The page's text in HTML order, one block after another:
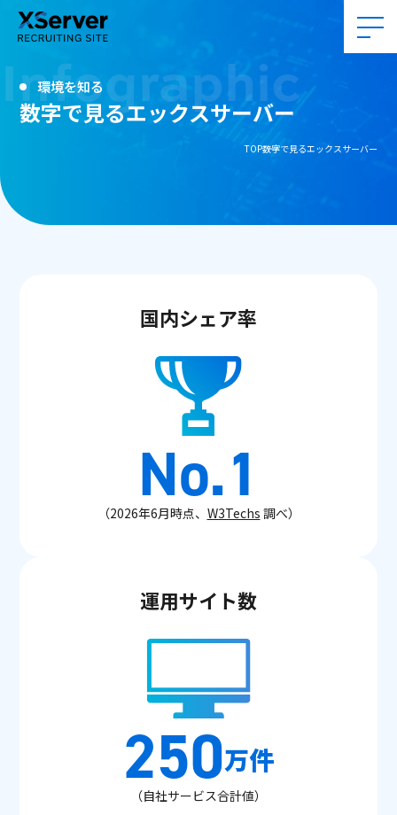
環境を知る
数字で見るエックスサーバー
TOP数字で見るエックスサーバー
Infographic
国内シェア率
No.1
（2026年6月時点、 W3Techs 調べ）
運用サイト数
250万件
（自社サービス合計値）